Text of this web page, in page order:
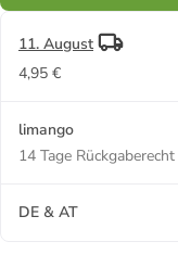
11. August
4,95 €
limango
14 Tage Rückgaberecht
DE & AT